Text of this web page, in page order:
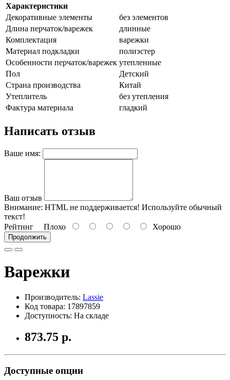
Характеристики
Декоративные элементы
без элементов
Длина перчаток/варежек
длинные
Комплектация
варежки
Материал подкладки
полиэстер
Особенности перчаток/варежек утепленные
Пол
Детский
Страна производства
Китай
Утеплитель
без утепления
Фактура материала
гладкий
Написать отзыв
Ваше имя:
Ваш отзыв
Внимание: HTML не поддерживается! Используйте обычный
текст!
Рейтинг Плохо Хорошо
Продолжить
Варежки
Производитель: Lassie
Код товара: 17897859
Доступность: На складе
873.75 р.
Доступные опции